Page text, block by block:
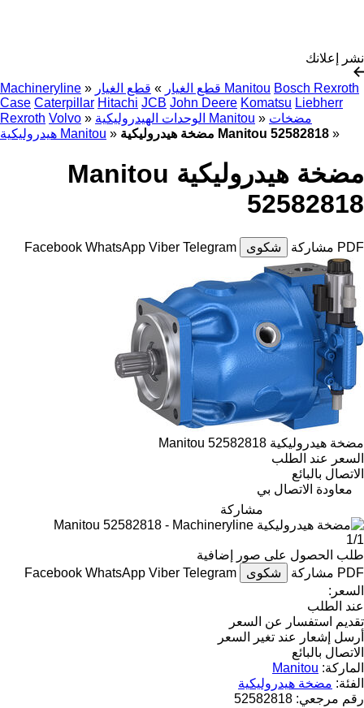
نشر إعلانك
Machineryline » قطع الغيار » قطع الغيار Manitou Bosch Rexroth
Case Caterpillar Hitachi JCB John Deere Komatsu Liebherr
Rexroth Volvo » الوحدات الهيدروليكية Manitou » مضخات
هيدروليكية Manitou » مضخة هيدروليكية Manitou 52582818 »
مضخة هيدروليكية Manitou
52582818
PDF مشاركة شكوى Facebook WhatsApp Viber Telegram
مضخة هيدروليكية Manitou 52582818
السعر عند الطلب
الاتصال بالبائع
معاودة الاتصال بي
مشاركة
1/1
طلب الحصول على صور إضافية
PDF مشاركة شكوى Facebook WhatsApp Viber Telegram
السعر:
عند الطلب
تقديم استفسار عن السعر
أرسل إشعار عند تغير السعر
الاتصال بالبائع
الماركة: Manitou
الفئة: مضخة هيدروليكية
رقم مرجعي: 52582818